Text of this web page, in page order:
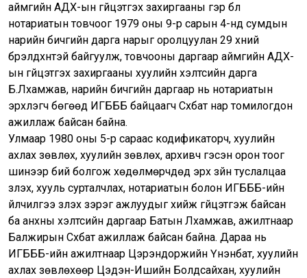
аймгийн АДХ-ын гүйцэтгэх захиргааны гэр бүл
нотариатын товчоог 1979 оны 9-р сарын 4-нд сумдын
нарийн бичгийн дарга нарыг оролцуулан 29 хүний
бүрэлдхүүнтэй байгуулж, товчооны даргаар аймгийн АДХ-
ын гүйцэтгэх захиргааны хуулийн хэлтсийн дарга
Б.Лхамжав, нарийн бичгийн даргаар нь нотариатын
эрхлэгч бөгөөд ИГБББ байцаагч Сүхбат нар томилогдон
ажиллаж байсан байна.
Улмаар 1980 оны 5-р сараас кодификаторч, хуулийн
ахлах зөвлөх, хуулийн зөвлөх, архивч гэсэн орон тоог
шинээр бий болгож хөдөлмөрчдөд эрх зүйн туслалцаа
үзүүлэх, хууль сурталчлах, нотариатын болон ИГБББ-ийн
үйлчилгээ үзүүлэх зэрэг ажлуудыг хийж гүйцэтгэж байсан
ба анхны хэлтсийн даргаар Батын Лхамжав, ажилтнаар
Балжирын Сүхбат ажиллаж байсан байна. Дараа нь
ИГБББ-ийн ажилтнаар Цэрэндоржийн Үнэнбат, хуулийн
ахлах зөвлөхөөр Цэдэн-Ишийн Болдсайхан, хуулийн